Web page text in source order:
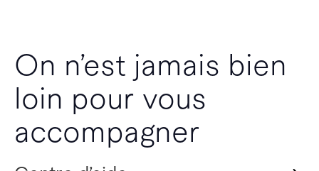
On n’est jamais bien
loin pour vous
accompagner